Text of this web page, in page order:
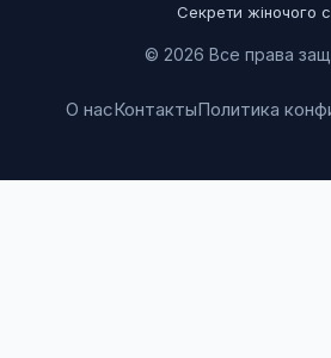
Секрети жіночого
© 2026 Все права
О насКонтактыПолитика